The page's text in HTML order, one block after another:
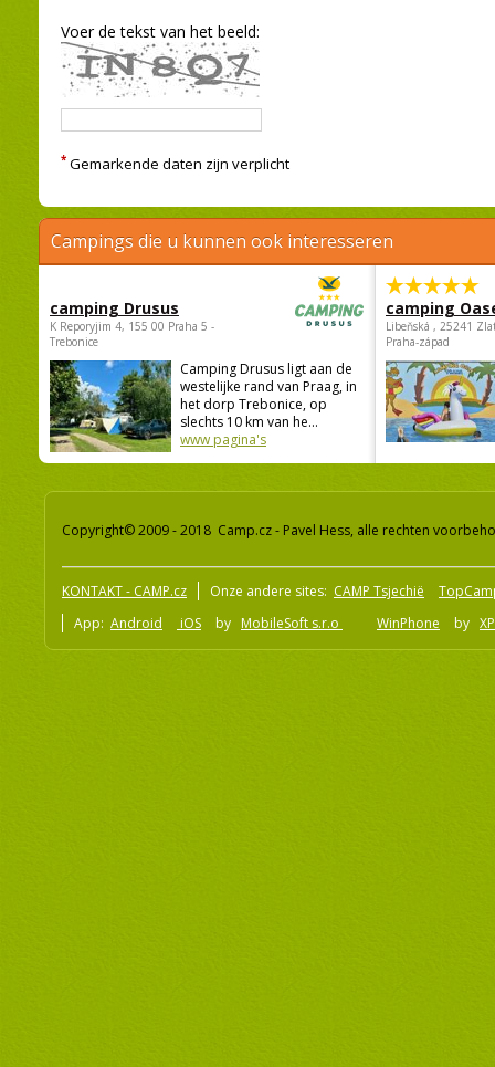
Voer de tekst van het beeld:
* Gemarkende daten zijn verplicht
Campings die u kunnen ook interesseren
camping Drusus
K Reporyjim 4, 155 00 Praha 5 -
Trebonice
Camping Drusus ligt aan de
westelijke rand van Praag, in
het dorp Trebonice, op
slechts 10 km van he...
www pagina's
camping
Libeňská , 25241
Praha-západ
Copyright© 2009 - 2018 Camp.cz - Pavel Hess, alle rechten
KONTAKT - CAMP.cz Onze andere sites: CAMP Tsjechië
App: Android iOS by MobileSoft s.r.o WinPhone by